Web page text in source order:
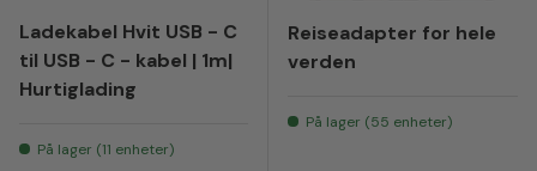
Ladekabel Hvit USB - C
til USB - C - kabel | 1m|
Hurtiglading
På lager (11 enheter)
Reiseadapter for hele
verden
På lager (55 enheter)